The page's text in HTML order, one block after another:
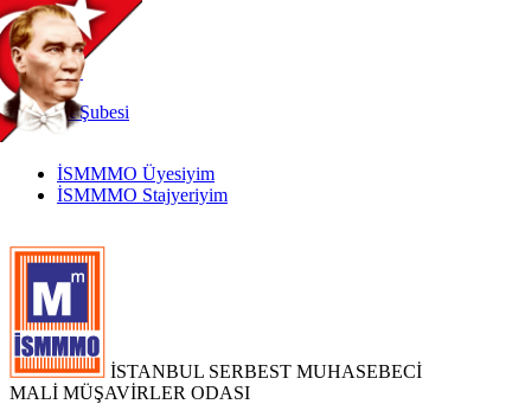
TR
|
EN
İnternetŞubesi
İSMMMO Üyesiyim
İSMMMO Stajyeriyim
İSTANBUL SERBEST MUHASEBECİ
MALİ MÜŞAVİRLER ODASI